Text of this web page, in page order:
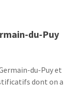
du-Puy
du-Puy et
dont on a